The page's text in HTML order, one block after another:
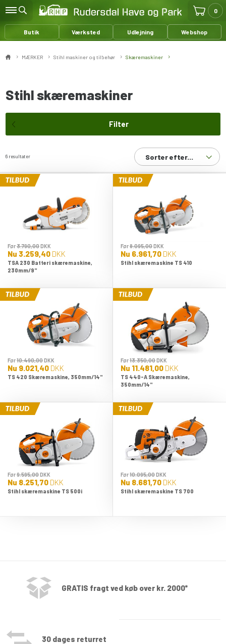
Butik Værksted Udlejning Webshop
0
MÆRKER Stihl maskiner og tilbehør Skæremaskiner
Stihl skæremaskiner
Filter
Sorter efter...
6 resultater
Før3.790,00DKK
Nu 3.259,40 DKK
TSA 230 Batteri skæremaskine,
230mm/9"
Før8.095,00DKK
Nu 6.961,70 DKK
Stihl skæremaskine TS 410
Før10.490,00DKK
Nu 9.021,40 DKK
TS 420 Skæremaskine, 350mm/14"
Før13.350,00DKK
Nu 11.481,00 DKK
TS 440-A Skæremaskine,
350mm/14"
Før9.595,00DKK
Nu 8.251,70 DKK
Stihl skæremaskine TS 500i
Før10.095,00DKK
Nu 8.681,70 DKK
Stihl skæremaskine TS 700
GRATIS fragt ved køb over kr. 2000*
30 dages returret